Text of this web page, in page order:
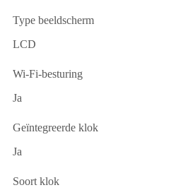
Type beeldscherm
LCD
Wi-Fi-besturing
Ja
Geïntegreerde klok
Ja
Soort klok